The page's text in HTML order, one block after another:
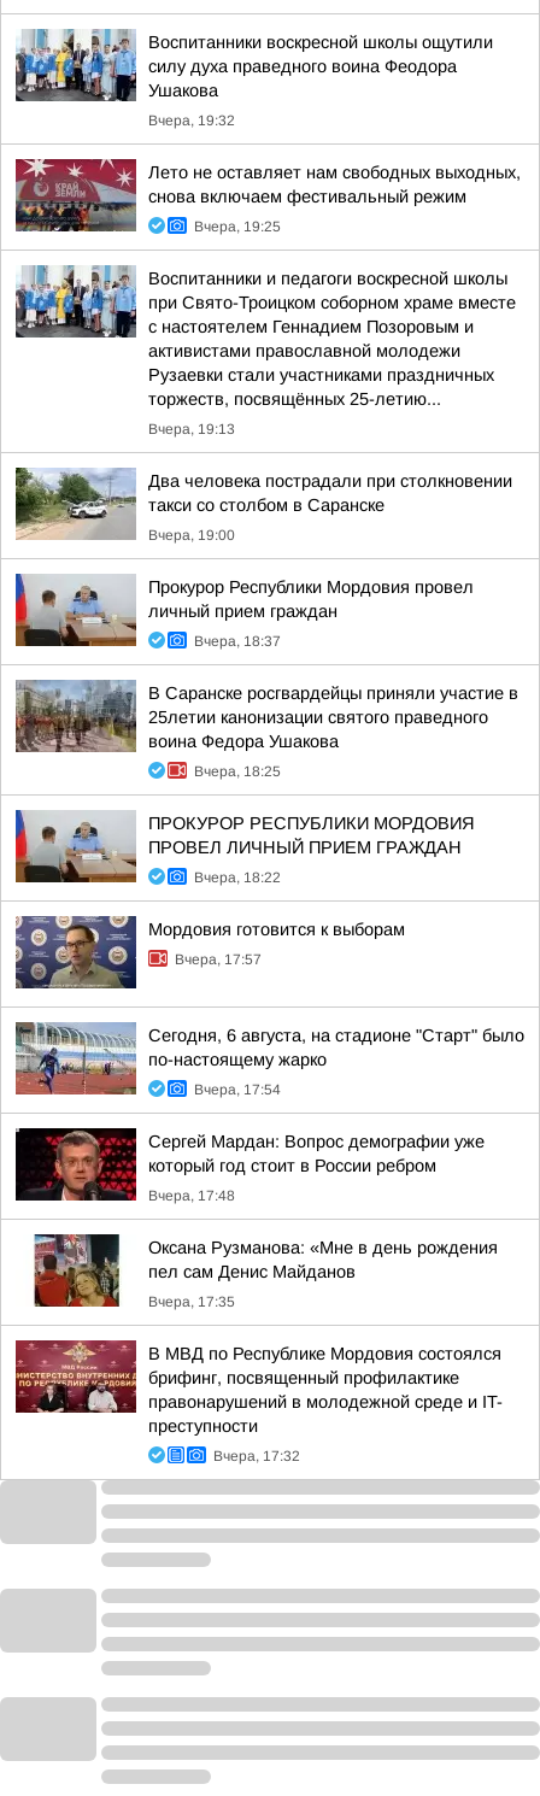
Воспитанники воскресной школы ощутили
силу духа праведного воина Феодора
Ушакова
Вчера, 19:32
Лето не оставляет нам свободных выходных,
снова включаем фестивальный режим
Вчера, 19:25
Воспитанники и педагоги воскресной школы
при Свято-Троицком соборном храме вместе
с настоятелем Геннадием Позоровым и
активистами православной молодежи
Рузаевки стали участниками праздничных
торжеств, посвящённых 25-летию...
Вчера, 19:13
Два человека пострадали при столкновении
такси со столбом в Саранске
Вчера, 19:00
Прокурор Республики Мордовия провел
личный прием граждан
Вчера, 18:37
В Саранске росгвардейцы приняли участие в
25летии канонизации святого праведного
воина Федора Ушакова
Вчера, 18:25
ПРОКУРОР РЕСПУБЛИКИ МОРДОВИЯ
ПРОВЕЛ ЛИЧНЫЙ ПРИЕМ ГРАЖДАН
Вчера, 18:22
Мордовия готовится к выборам
Вчера, 17:57
Сегодня, 6 августа, на стадионе "Старт" было
по-настоящему жарко
Вчера, 17:54
Сергей Мардан: Вопрос демографии уже
который год стоит в России ребром
Вчера, 17:48
Оксана Рузманова: «Мне в день рождения
пел сам Денис Майданов
Вчера, 17:35
В МВД по Республике Мордовия состоялся
брифинг, посвященный профилактике
правонарушений в молодежной среде и IT-
преступности
Вчера, 17:32